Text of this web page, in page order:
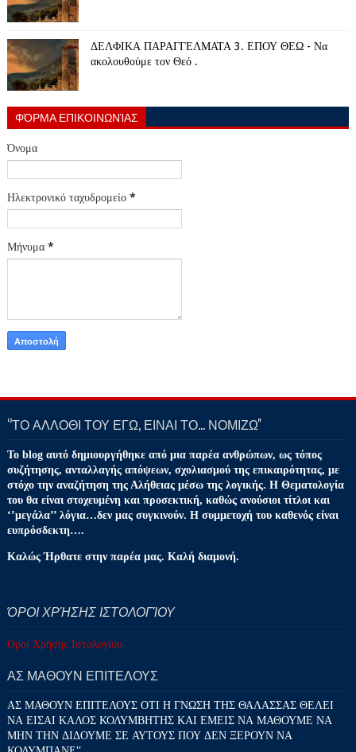
ΔΕΛΦΙΚΑ ΠΑΡΑΓΓΕΛΜΑΤΑ 3. ΕΠΟΥ ΘΕΩ - Να
ακολουθούμε τον Θεό .
ΦΌΡΜΑ ΕΠΙΚΟΙΝΩΝΊΑΣ
Όνομα
Ηλεκτρονικό ταχυδρομείο *
Μήνυμα *
‘’ΤΟ ΑΛΛΟΘΙ ΤΟΥ ΕΓΩ, ΕΙΝΑΙ ΤΟ… ΝΟΜΙΖΩ''
Το blog αυτό δημιουργήθηκε από μια παρέα ανθρώπων, ως τόπος
συζήτησης, ανταλλαγής απόψεων, σχολιασμού της επικαιρότητας, με
στόχο την αναζήτηση της Αλήθειας μέσω της λογικής. Η Θεματολογία
του θα είναι στοχευμένη και προσεκτική, καθώς ανούσιοι τίτλοι και
‘’μεγάλα’’ λόγια…δεν μας συγκινούν. Η συμμετοχή του καθενός είναι
ευπρόσδεκτη….
Καλώς Ήρθατε στην παρέα μας. Καλή διαμονή.
ΌΡΟΙ ΧΡΉΣΗΣ ΙΣΤΟΛΟΓΊΟΥ
Όροι Χρήσης Ιστολογίου
ΑΣ ΜΑΘΟΥΝ ΕΠΙΤΕΛΟΥΣ
ΑΣ ΜΑΘΟΥΝ ΕΠΙΤΕΛΟΥΣ ΟΤΙ Η ΓΝΩΣΗ ΤΗΣ ΘΑΛΑΣΣΑΣ ΘΕΛΕΙ
ΝΑ ΕΙΣΑΙ ΚΑΛΟΣ ΚΟΛΥΜΒΗΤΗΣ ΚΑΙ ΕΜΕΙΣ ΝΑ ΜΑΘΟΥΜΕ ΝΑ
ΜΗΝ ΤΗΝ ΔΙΔΟΥΜΕ ΣΕ ΑΥΤΟΥΣ ΠΟΥ ΔΕΝ ΞΕΡΟΥΝ ΝΑ